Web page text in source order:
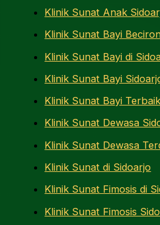
Klinik Sunat Anak
Klinik Sunat Bayi
Klinik Sunat Bayi di
Klinik Sunat Bayi
Klinik Sunat Bayi
Klinik Sunat Dewasa
Klinik Sunat Dewasa
Klinik Sunat di Sidoarjo
Klinik Sunat Fimosis di
Klinik Sunat Fimosis